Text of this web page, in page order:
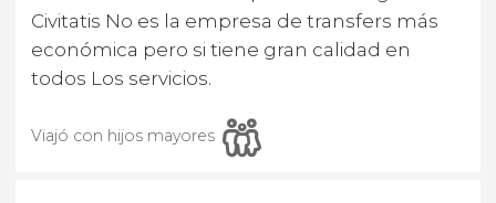
Civitatis No es la empresa de transfers más
económica pero si tiene gran calidad en
todos Los servicios.
Viajó con hijos mayores